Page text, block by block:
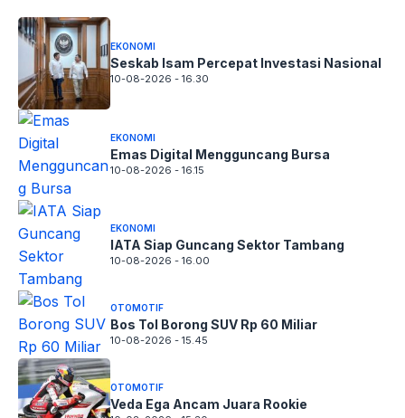
EKONOMI
Seskab Isam Percepat Investasi Nasional
10-08-2026 - 16.30
EKONOMI
Emas Digital Mengguncang Bursa
10-08-2026 - 16.15
EKONOMI
IATA Siap Guncang Sektor Tambang
10-08-2026 - 16.00
OTOMOTIF
Bos Tol Borong SUV Rp 60 Miliar
10-08-2026 - 15.45
OTOMOTIF
Veda Ega Ancam Juara Rookie